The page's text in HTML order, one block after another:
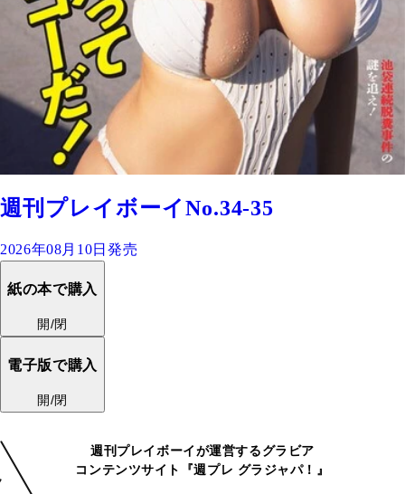
週刊プレイボーイNo.34-35
2026年08月10日発売
紙の本で購入
開/閉
電子版で購入
開/閉
週刊プレイボーイが運営するグラビア
コンテンツサイト『週プレ グラジャパ！』